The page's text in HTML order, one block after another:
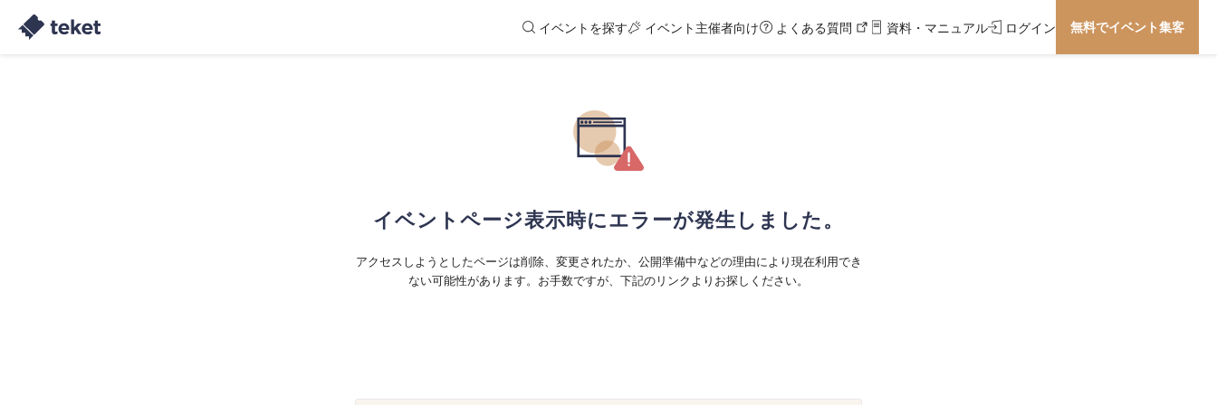
イベントを探す イベント主催者向け よくある質問 資料・マニュアル ログイン 無料でイベント集客
イベントページ表示時にエラーが発生しました。
アクセスしようとしたページは削除、変更されたか、公開準備中などの理由により現在利用でき
ない可能性があります。お手数ですが、下記のリンクよりお探しください。